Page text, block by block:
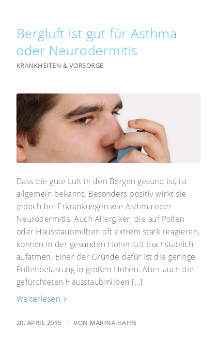
Bergluft ist gut für Asthma
oder Neurodermitis
KRANKHEITEN & VORSORGE
Dass die gute Luft in den Bergen gesund ist, ist
allgemein bekannt. Besonders positiv wirkt sie
jedoch bei Erkrankungen wie Asthma oder
Neurodermitis. Auch Allergiker, die auf Pollen
oder Hausstaubmilben oft extrem stark reagieren,
können in der gesunden Höhenluft buchstäblich
aufatmen. Einer der Gründe dafür ist die geringe
Pollenbelastung in großen Höhen. Aber auch die
gefürchteten Hausstaubmilben […]
Weiterlesen
20. APRIL 2015 / VON MARINA HAHN